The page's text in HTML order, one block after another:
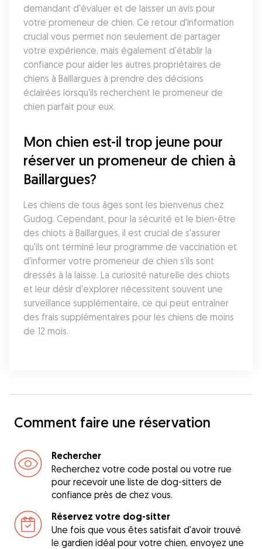
demandant d'évaluer et de laisser un avis pour
votre promeneur de chien. Ce retour d'information
crucial vous permet non seulement de partager
votre expérience, mais également d'établir la
confiance pour aider les autres propriétaires de
chiens à Baillargues à prendre des décisions
éclairées lorsqu'ils recherchent le promeneur de
chien parfait pour eux.
Mon chien est-il trop jeune pour
réserver un promeneur de chien à
Baillargues?
Les chiens de tous âges sont les bienvenus chez
Gudog. Cependant, pour la sécurité et le bien-être
des chiots à Baillargues, il est crucial de s'assurer
qu'ils ont terminé leur programme de vaccination et
d'informer votre promeneur de chien s'ils sont
dressés à la laisse. La curiosité naturelle des chiots
et leur désir d'explorer nécessitent souvent une
surveillance supplémentaire, ce qui peut entraîner
des frais supplémentaires pour les chiens de moins
de 12 mois.
Comment faire une réservation
Rechercher
Recherchez votre code postal ou votre rue
pour recevoir une liste de dog-sitters de
confiance près de chez vous.
Réservez votre dog-sitter
Une fois que vous êtes satisfait d'avoir trouvé
le gardien idéal pour votre chien, envoyez une